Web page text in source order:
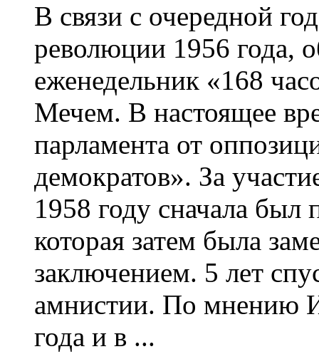
В связи с очередной
революции 1956 года,
еженедельник «168
Мечем. В настоящее
парламента от
демократов». За
1958 году сначала был
которая затем была
заключением. 5 лет
амнистии. По мнению
года и в ...